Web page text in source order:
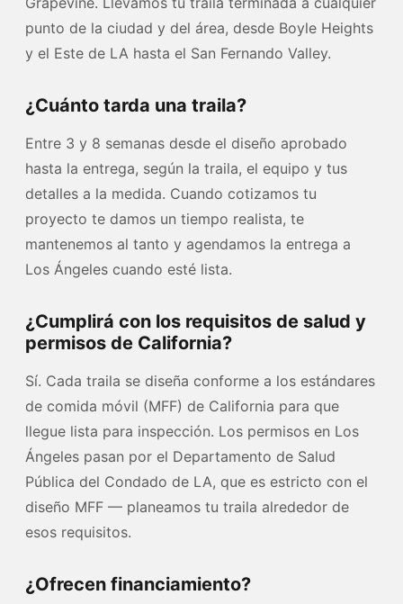
punto de la ciudad y del área, desde Boyle Heights
y el Este de LA hasta el San Fernando Valley.
¿Cuánto tarda una traila?
Entre 3 y 8 semanas desde el diseño aprobado
hasta la entrega, según la traila, el equipo y tus
detalles a la medida. Cuando cotizamos tu
proyecto te damos un tiempo realista, te
mantenemos al tanto y agendamos la entrega a
Los Ángeles cuando esté lista.
¿Cumplirá con los requisitos de salud y
permisos de California?
Sí. Cada traila se diseña conforme a los estándares
de comida móvil (MFF) de California para que
llegue lista para inspección. Los permisos en Los
Ángeles pasan por el Departamento de Salud
Pública del Condado de LA, que es estricto con el
diseño MFF — planeamos tu traila alrededor de
esos requisitos.
¿Ofrecen financiamiento?